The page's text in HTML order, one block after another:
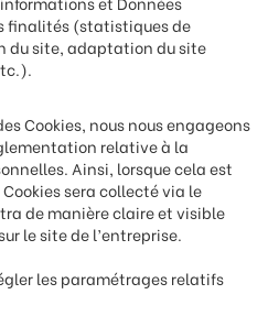
finalités (statistiques de
du site, adaptation du site
Cookies, nous nous engageons
relative à la
Ainsi, lorsque cela est
sera collecté via le
de manière claire et visible
le site de l’entreprise.
les paramétrages relatifs